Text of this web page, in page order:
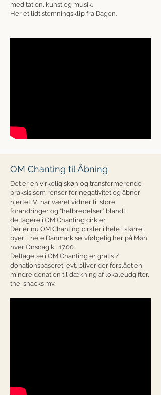
meditation, kunst og musik.
Her et lidt stemningsklip fra Dagen.
OM Chanting til Åbning
Det er en virkelig skøn og transformerende
praksis som renser for negativitet og åbner
hjertet. Vi har været vidner til store
forandringer og “helbredelser” blandt
deltagere i OM Chanting cirkler.
Der er nu OM Chanting cirkler i hele i større
byer i hele Danmark selvfølgelig her på Møn
hver Onsdag kl. 17.00.
Deltagelse i OM Chanting er gratis /
donationsbaseret, evt. bliver der forslået en
mindre donation til dækning af lokaleudgifter,
the, snacks mv.